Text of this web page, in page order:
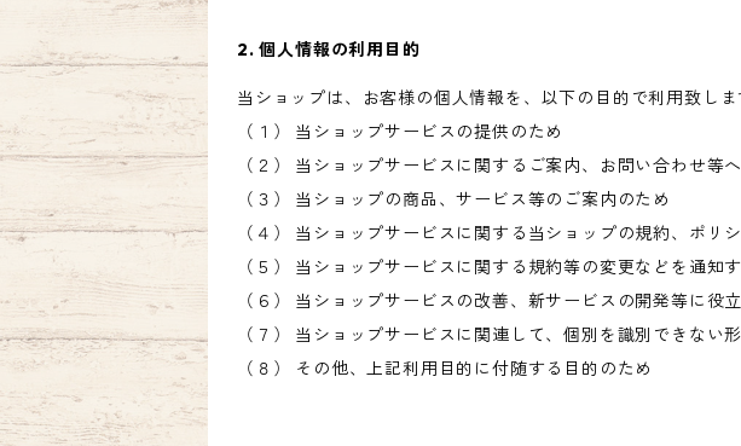
2. 個人情報の利用目的
当ショップは、お客様の個人情報を、以下の目的で利用致しま
（１） 当ショップサービスの提供のため
（２） 当ショップサービスに関するご案内、お問い合わせ等
（３） 当ショップの商品、サービス等のご案内のため
（４） 当ショップサービスに関する当ショップの規約、ポ
（５） 当ショップサービスに関する規約等の変更などを通知
（６） 当ショップサービスの改善、新サービスの開発等に役
（７） 当ショップサービスに関連して、個別を識別できない
（８） その他、上記利用目的に付随する目的のため